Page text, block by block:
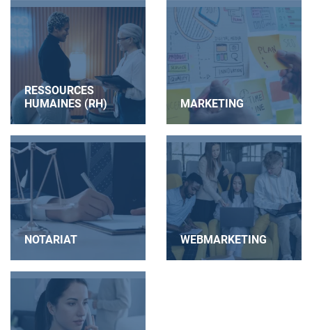
RESSOURCES
HUMAINES (RH)
MARKETING
NOTARIAT WEBMARKETING